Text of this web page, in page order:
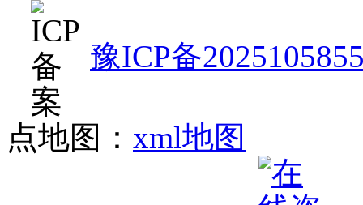
豫ICP备
点地图： xml地图